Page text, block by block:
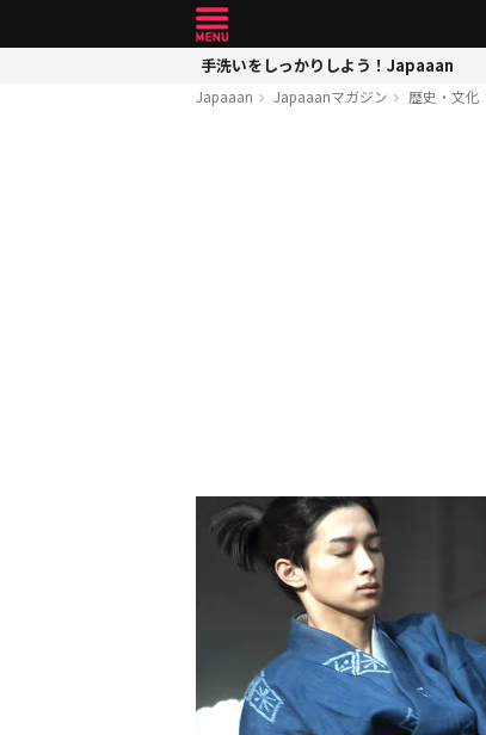
手洗いをしっかりしよう！Japaaan
Japaaan Japaaanマガジン 歴史・文化